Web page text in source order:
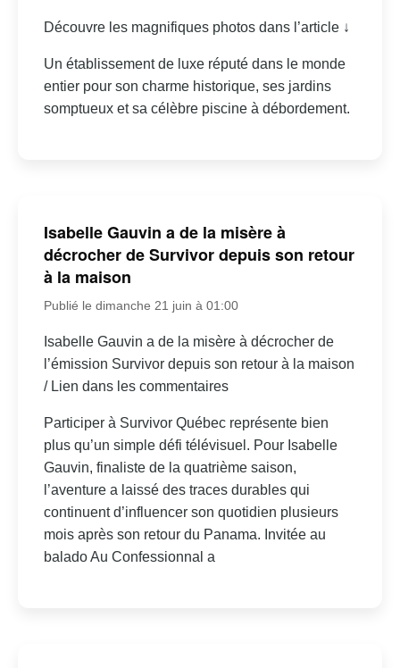
Découvre les magnifiques photos dans l’article ↓
Un établissement de luxe réputé dans le monde
entier pour son charme historique, ses jardins
somptueux et sa célèbre piscine à débordement.
Isabelle Gauvin a de la misère à
décrocher de Survivor depuis son retour
à la maison
Publié le dimanche 21 juin à 01:00
Isabelle Gauvin a de la misère à décrocher de
l’émission Survivor depuis son retour à la maison
/ Lien dans les commentaires
Participer à Survivor Québec représente bien
plus qu’un simple défi télévisuel. Pour Isabelle
Gauvin, finaliste de la quatrième saison,
l’aventure a laissé des traces durables qui
continuent d’influencer son quotidien plusieurs
mois après son retour du Panama. Invitée au
balado Au Confessionnal a